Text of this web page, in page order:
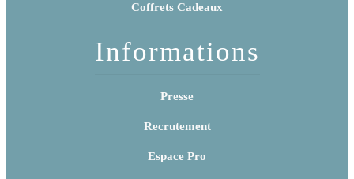
Coffrets Cadeaux
Informations
Presse
Recrutement
Espace Pro